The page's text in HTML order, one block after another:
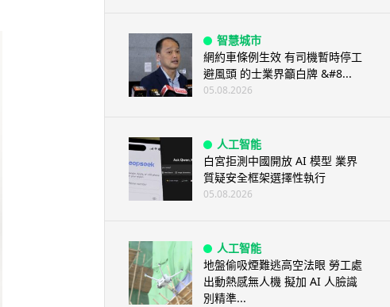
智慧城市
網約車條例生效 有司機暫時停工
避風頭 的士業界籲白牌 &#8...
05.08.2026
人工智能
白宮拒測中國開放 AI 模型 業界
質疑安全框架選擇性執行
05.08.2026
人工智能
地盤偷吸煙難逃高空法眼 勞工處
出動熱感無人機 擬加 AI 人臉識
別精準...